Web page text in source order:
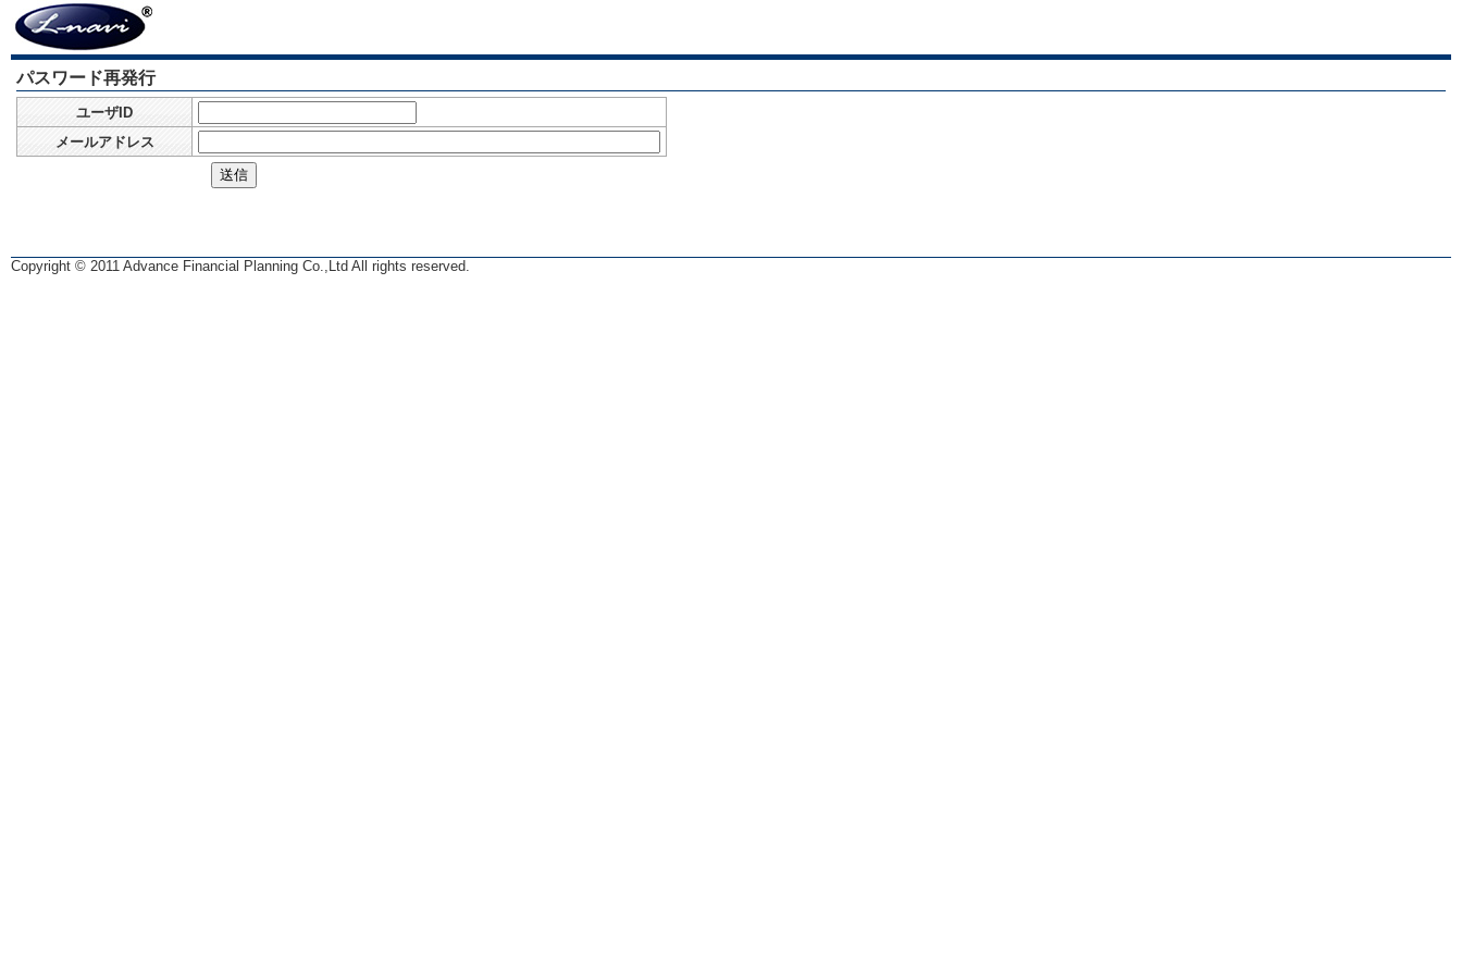
パスワード再発行
ユーザID
メールアドレス
Copyright © 2011 Advance Financial Planning Co.,Ltd All rights reserved.